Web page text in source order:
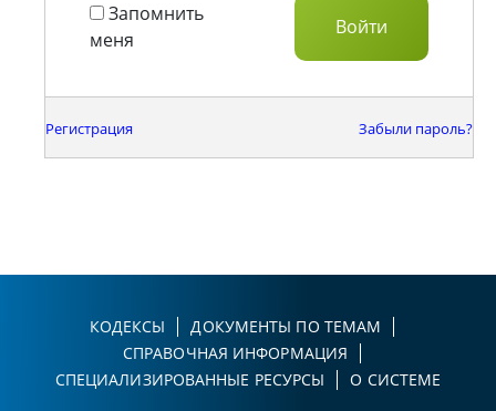
Запомнить
меня
Регистрация Забыли пароль?
КОДЕКСЫ
ДОКУМЕНТЫ ПО ТЕМАМ
СПРАВОЧНАЯ ИНФОРМАЦИЯ
СПЕЦИАЛИЗИРОВАННЫЕ РЕСУРСЫ
О СИСТЕМЕ